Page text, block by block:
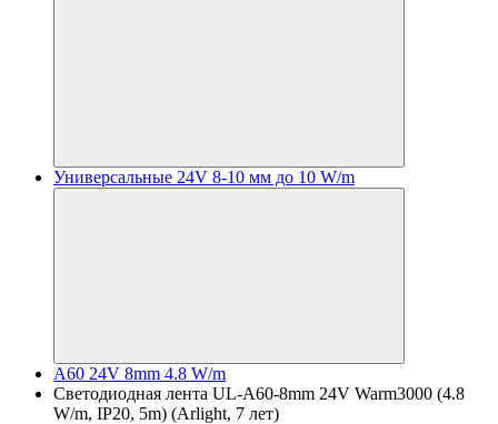
Универсальные 24V 8-10 мм до 10 W/m
A60 24V 8mm 4.8 W/m
Светодиодная лента UL-A60-8mm 24V Warm3000 (4.8
W/m, IP20, 5m) (Arlight, 7 лет)